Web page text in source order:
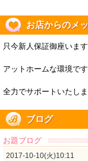
お店からのメ
只今新人保証御座いま
アットホームな環境です
全力でサポートいたしま
ブログ
お題ブログ
2017-10-10(火)10:11